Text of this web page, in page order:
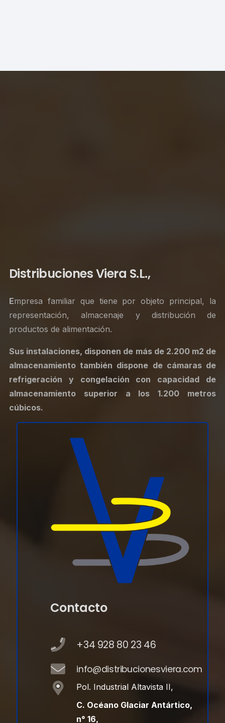
Distribuciones Viera S.L.,
Empresa familiar que tiene por objeto principal, la
representación, almacenaje y distribución de
productos de alimentación.
Sus instalaciones, disponen de más de 2.200 m2 de
almacenamientotambién dispone de cámaras de
refrigeración y congelación con capacidad de
almacenamiento superior a los 1.200 metros
cúbicos.
Contacto
+34 928 80 23 46
info@distribucionesviera.com
Pol. Industrial Altavista II,
C. Océano Glaciar Antártico,
n° 16,